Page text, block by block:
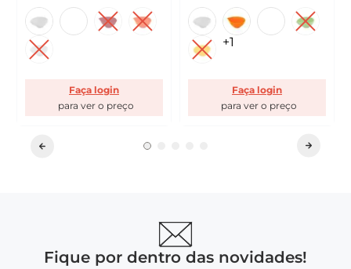
Faça login
+1
Faça login
Fique por dentro das novidades!